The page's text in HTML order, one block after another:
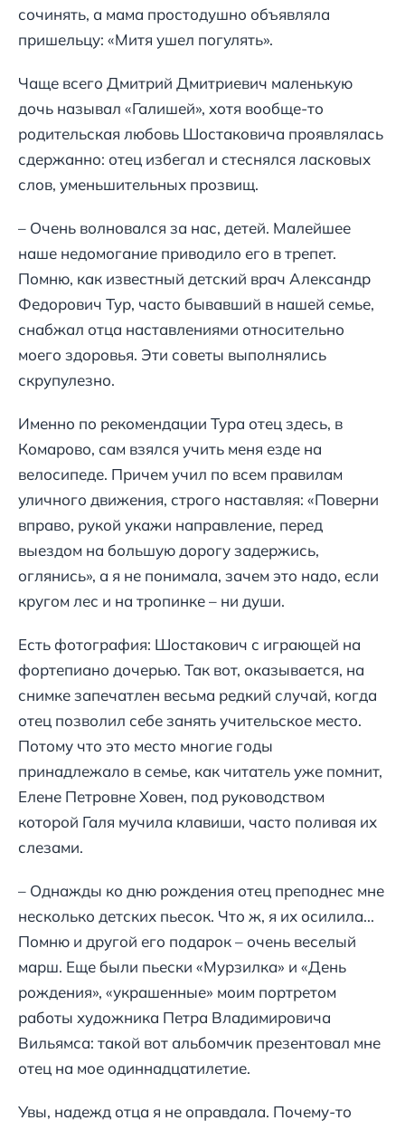
сочинять, а мама простодушно объявляла
пришельцу: «Митя ушел погулять».
Чаще всего Дмитрий Дмитриевич маленькую
дочь называл «Галишей», хотя вообще-то
родительская любовь Шостаковича проявлялась
сдержанно: отец избегал и стеснялся ласковых
слов, уменьшительных прозвищ.
– Очень волновался за нас, детей. Малейшее
наше недомогание приводило его в трепет.
Помню, как известный детский врач Александр
Федорович Тур, часто бывавший в нашей семье,
снабжал отца наставлениями относительно
моего здоровья. Эти советы выполнялись
скрупулезно.
Именно по рекомендации Тура отец здесь, в
Комарово, сам взялся учить меня езде на
велосипеде. Причем учил по всем правилам
уличного движения, строго наставляя: «Поверни
вправо, рукой укажи направление, перед
выездом на большую дорогу задержись,
оглянись», а я не понимала, зачем это надо, если
кругом лес и на тропинке – ни души.
Есть фотография: Шостакович с играющей на
фортепиано дочерью. Так вот, оказывается, на
снимке запечатлен весьма редкий случай, когда
отец позволил себе занять учительское место.
Потому что это место многие годы
принадлежало в семье, как читатель уже помнит,
Елене Петровне Ховен, под руководством
которой Галя мучила клавиши, часто поливая их
слезами.
– Однажды ко дню рождения отец преподнес мне
несколько детских пьесок. Что ж, я их осилила...
Помню и другой его подарок – очень веселый
марш. Еще были пьески «Мурзилка» и «День
рождения», «украшенные» моим портретом
работы художника Петра Владимировича
Вильямса: такой вот альбомчик презентовал мне
отец на мое одиннадцатилетие.
Увы, надежд отца я не оправдала. Почему-то